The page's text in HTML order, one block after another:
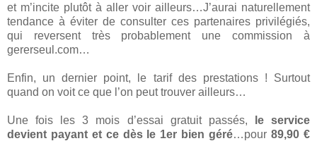
et m’incite plutôt à aller voir ailleurs…J’aurai naturellement
tendance à éviter de consulter ces partenaires privilégiés,
qui reversent très probablement une commission à
gererseul.com…
Enfin, un dernier point, le tarif des prestations ! Surtout
quand on voit ce que l’on peut trouver ailleurs…
Une fois les 3 mois d’essai gratuit passés, le service
devient payant et ce dès le 1er bien géré…pour89,90 €